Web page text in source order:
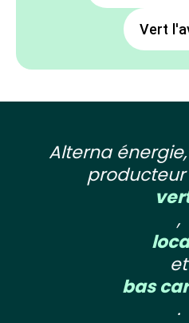
Vert
Alterna
,
et
bas
.